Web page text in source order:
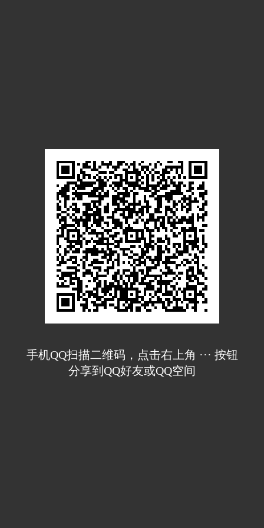
手机QQ扫描二维码，点击右上角 ··· 按钮
分享到QQ好友或QQ空间